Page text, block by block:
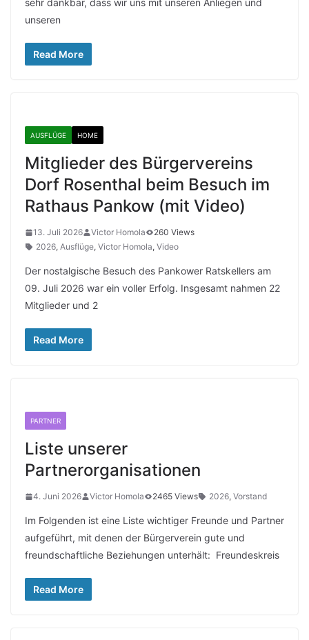
sehr dankbar, dass wir uns mit unseren Anliegen und
unseren
Read More
AUSFLÜGE HOME
Mitglieder des Bürgervereins
Dorf Rosenthal beim Besuch im
Rathaus Pankow (mit Video)
13. Juli 2026 Victor Homola
260 Views
2026, Ausflüge, Victor Homola, Video
Der nostalgische Besuch des Pankower Ratskellers am
09. Juli 2026 war ein voller Erfolg. Insgesamt nahmen 22
Mitglieder und 2
Read More
PARTNER
Liste unserer
Partnerorganisationen
4. Juni 2026 Victor Homola 2465 Views 2026, Vorstand
Im Folgenden ist eine Liste wichtiger Freunde und Partner
aufgeführt, mit denen der Bürgerverein gute und
freundschaftliche Beziehungen unterhält: Freundeskreis
Read More